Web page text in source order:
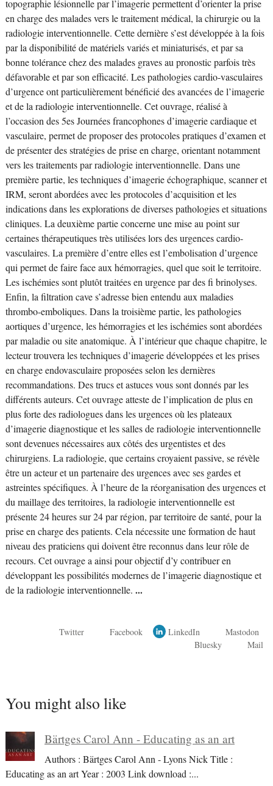
topographie lésionnelle par l’imagerie permettent d’orienter la prise
en charge des malades vers le traitement médical, la chirurgie ou la
radiologie interventionnelle. Cette dernière s’est développée à la fois
par la disponibilité de matériels variés et miniaturisés, et par sa
bonne tolérance chez des malades graves au pronostic parfois très
défavorable et par son efficacité. Les pathologies cardio-vasculaires
d’urgence ont particulièrement bénéficié des avancées de l’imagerie
et de la radiologie interventionnelle. Cet ouvrage, réalisé à
l’occasion des 5es Journées francophones d’imagerie cardiaque et
vasculaire, permet de proposer des protocoles pratiques d’examen et
de présenter des stratégies de prise en charge, orientant notamment
vers les traitements par radiologie interventionnelle. Dans une
première partie, les techniques d’imagerie échographique, scanner et
IRM, seront abordées avec les protocoles d’acquisition et les
indications dans les explorations de diverses pathologies et situations
cliniques. La deuxième partie concerne une mise au point sur
certaines thérapeutiques très utilisées lors des urgences cardio-
vasculaires. La première d’entre elles est l’embolisation d’urgence
qui permet de faire face aux hémorragies, quel que soit le territoire.
Les ischémies sont plutôt traitées en urgence par des fi brinolyses.
Enfin, la filtration cave s’adresse bien entendu aux maladies
thrombo-emboliques. Dans la troisième partie, les pathologies
aortiques d’urgence, les hémorragies et les ischémies sont abordées
par maladie ou site anatomique. À l’intérieur que chaque chapitre, le
lecteur trouvera les techniques d’imagerie développées et les prises
en charge endovasculaire proposées selon les dernières
recommandations. Des trucs et astuces vous sont donnés par les
différents auteurs. Cet ouvrage atteste de l’implication de plus en
plus forte des radiologues dans les urgences où les plateaux
d’imagerie diagnostique et les salles de radiologie interventionnelle
sont devenues nécessaires aux côtés des urgentistes et des
chirurgiens. La radiologie, que certains croyaient passive, se révèle
être un acteur et un partenaire des urgences avec ses gardes et
astreintes spécifiques. À l’heure de la réorganisation des urgences et
du maillage des territoires, la radiologie interventionnelle est
présente 24 heures sur 24 par région, par territoire de santé, pour la
prise en charge des patients. Cela nécessite une formation de haut
niveau des praticiens qui doivent être reconnus dans leur rôle de
recours. Cet ouvrage a ainsi pour objectif d’y contribuer en
développant les possibilités modernes de l’imagerie diagnostique et
de la radiologie interventionnelle. ...
Twitter Facebook LinkedIn
Mastodon
Bluesky
Mail
You might also like
Bärtges Carol Ann - Educating as an art
Authors : Bärtges Carol Ann - Lyons Nick Title :
Educating as an art Year : 2003 Link download :...